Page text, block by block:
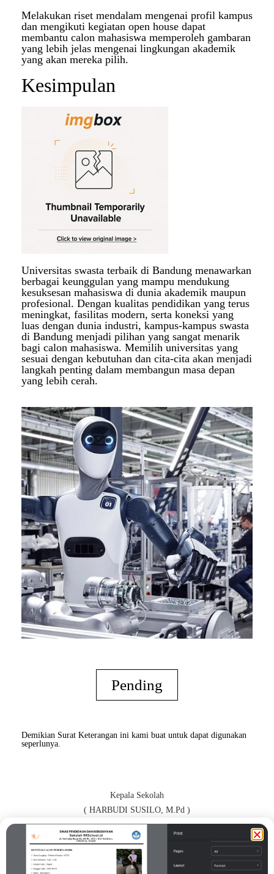
Melakukan riset mendalam mengenai profil kampus
dan mengikuti kegiatan open house dapat
membantu calon mahasiswa memperoleh gambaran
yang lebih jelas mengenai lingkungan akademik
yang akan mereka pilih.
Kesimpulan
Universitas swasta terbaik di Bandung menawarkan
berbagai keunggulan yang mampu mendukung
kesuksesan mahasiswa di dunia akademik maupun
profesional. Dengan kualitas pendidikan yang terus
meningkat, fasilitas modern, serta koneksi yang
luas dengan dunia industri, kampus-kampus swasta
di Bandung menjadi pilihan yang sangat menarik
bagi calon mahasiswa. Memilih universitas yang
sesuai dengan kebutuhan dan cita-cita akan menjadi
langkah penting dalam membangun masa depan
yang lebih cerah.
Pending
Demikian Surat Keterangan ini kami buat untuk dapat digunakan
seperlunya.
Kepala Sekolah
( HARBUDI SUSILO, M.Pd )
Orang Tua / Wali*